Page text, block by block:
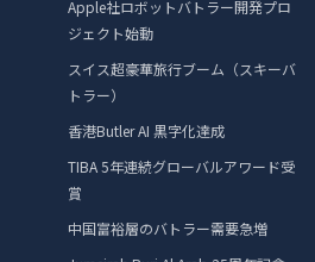
Apple社ロボットバトラー開発プロ
ジェクト始動
スイス超豪華旅行ブーム（スキーバ
トラー）
香港Butler AI 黒字化達成
TIBA 5年連続グローバルアワード受
賞
中国富裕層のバトラー需要急増